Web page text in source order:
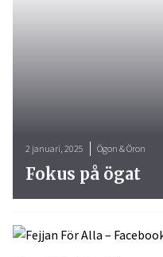
2 januari, 2025 Ögon & Öron
Fokus på ögat